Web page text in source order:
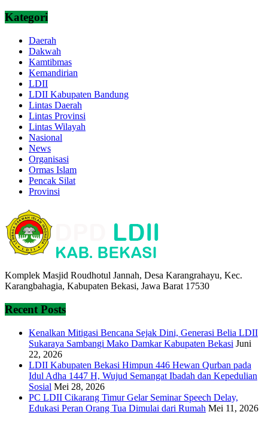
Kategori
Daerah
Dakwah
Kamtibmas
Kemandirian
LDII
LDII Kabupaten Bandung
Lintas Daerah
Lintas Provinsi
Lintas Wilayah
Nasional
News
Organisasi
Ormas Islam
Pencak Silat
Provinsi
Komplek Masjid Roudhotul Jannah, Desa Karangrahayu, Kec.
Karangbahagia, Kabupaten Bekasi, Jawa Barat 17530
Recent Posts
Kenalkan Mitigasi Bencana Sejak Dini, Generasi Belia LDII
Sukaraya Sambangi Mako Damkar Kabupaten Bekasi Juni
22, 2026
LDII Kabupaten Bekasi Himpun 446 Hewan Qurban pada
Idul Adha 1447 H, Wujud Semangat Ibadah dan Kepedulian
Sosial Mei 28, 2026
PC LDII Cikarang Timur Gelar Seminar Speech Delay,
Edukasi Peran Orang Tua Dimulai dari Rumah Mei 11, 2026